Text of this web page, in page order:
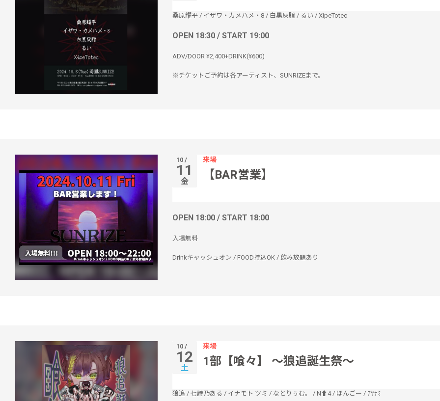
桑原耀平/ イザワ・カメハメ・8/ 白黒灰脂 / るい / XipeTotec
OPEN 18:30 / START 19:00
ADV/DOOR ¥2,400+DRINK(¥600)
※チケットご予約は各アーティスト、SUNRIZEまで。
10 /
11
金
来場
【BAR営業】
OPEN 18:00 / START 18:00
入場無料
Drinkキャッシュオン / FOOD持込OK / 飲み放題あり
10 /
12
土
来場
1部【喰々】 〜狼追誕生祭〜
狼追 / 七詩乃ある / イナモト ツミ / なとりぅむ。 / N⬆4/ ほんごー / ｱﾔﾅﾐ